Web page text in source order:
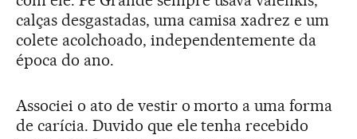
calças desgastadas, uma camisa xadrez e um
colete acolchoado, independentemente da
época do ano.
Associei o ato de vestir o morto a uma forma
de carícia. Duvido que ele tenha recebido